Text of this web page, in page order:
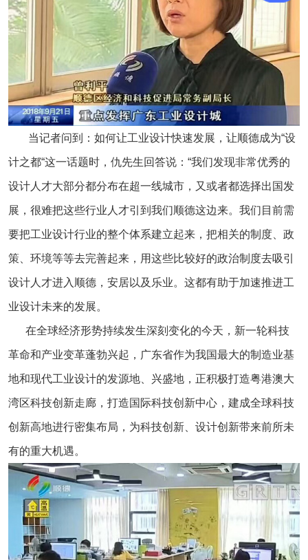
当记者问到：如何让工业设计快速发展，让顺德成为“设
计之都“这一话题时，仇先生回答说：“我们发现非常优秀的
设计人才大部分都分布在超一线城市，又或者都选择出国发
展，很难把这些行业人才引到我们顺德这边来。我们目前需
要把工业设计行业的整个体系建立起来，把相关的制度、政
策、环境等等去完善起来，用这些比较好的政治制度去吸引
设计人才进入顺德，安居以及乐业。这都有助于加速推进工
业设计未来的发展。
在全球经济形势持续发生深刻变化的今天，新一轮科技
革命和产业变革蓬勃兴起，广东省作为我国最大的制造业基
地和现代工业设计的发源地、兴盛地，正积极打造粤港澳大
湾区科技创新走廊，打造国际科技创新中心，建成全球科技
创新高地进行密集布局，为科技创新、设计创新带来前所未
有的重大机遇。